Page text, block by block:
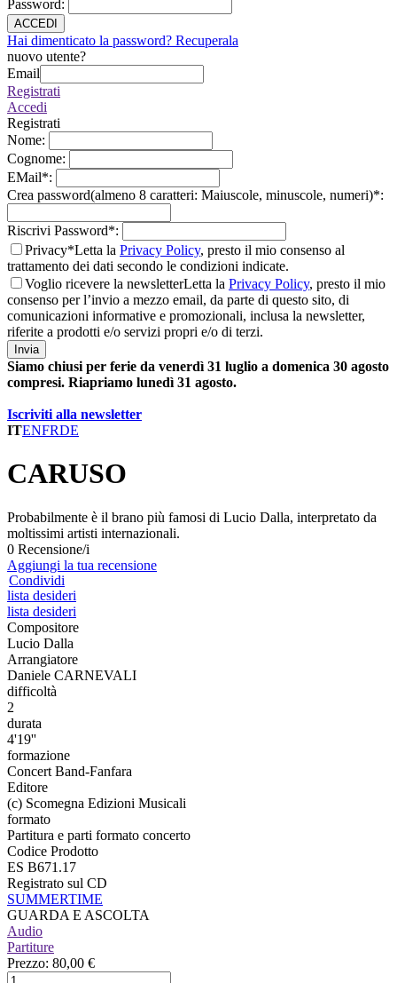
Password:
ACCEDI
Hai dimenticato la password? Recuperala
nuovo utente?
Email
Registrati
Accedi
Registrati
Nome:
Cognome:
EMail*:
Crea password(almeno 8 caratteri: Maiuscole, minuscole, numeri)*:
Riscrivi Password*:
Privacy*Letta la Privacy Policy, presto il mio consenso al
trattamento dei dati secondo le condizioni indicate.
Voglio ricevere la newsletterLetta la Privacy Policy, presto il mio
consenso per l’invio a mezzo email, da parte di questo sito, di
comunicazioni informative e promozionali, inclusa la newsletter,
riferite a prodotti e/o servizi propri e/o di terzi.
Invia
Siamo chiusi per ferie da venerdì 31 luglio a domenica 30 agosto
compresi. Riapriamo lunedì 31 agosto.
Iscriviti alla newsletter
ITENFRDE
CARUSO
Probabilmente è il brano più famosi di Lucio Dalla, interpretato da
moltissimi artisti internazionali.
0 Recensione/i
Aggiungi la tua recensione
Condividi
lista desideri
lista desideri
Compositore
Lucio Dalla
Arrangiatore
Daniele CARNEVALI
difficoltà
2
durata
4'19''
formazione
Concert Band-Fanfara
Editore
(c) Scomegna Edizioni Musicali
formato
Partitura e parti formato concerto
Codice Prodotto
ES B671.17
Registrato sul CD
SUMMERTIME
GUARDA E ASCOLTA
Audio
Partiture
Prezzo: 80,00 €